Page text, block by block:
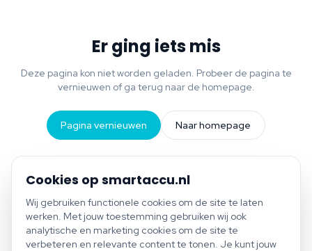
Cookies op smartaccu.nl
Wij gebruiken functionele cookies om de site te laten
werken. Met jouw toestemming gebruiken wij ook
analytische en marketing cookies om de site te
verbeteren en relevante content te tonen. Je kunt jouw
Er ging iets mis
Deze pagina kon niet worden geladen. Probeer de pagina te
vernieuwen of ga terug naar de homepage.
Pagina vernieuwen Naar homepage